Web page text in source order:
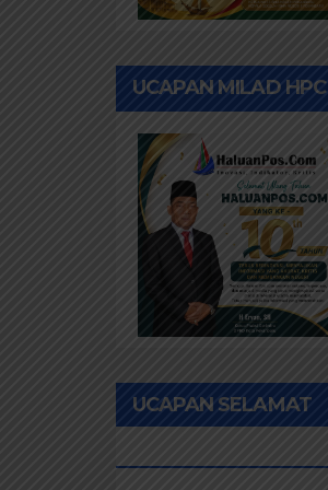
UCAPAN MILAD HPC
UCAPAN SELAMAT